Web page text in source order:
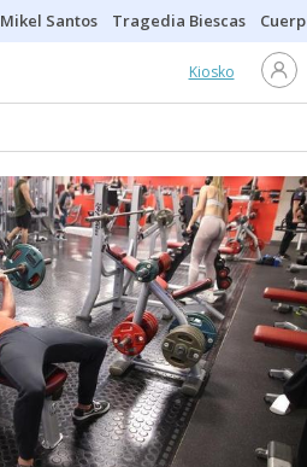
Mikel Santos Tragedia Biescas
Kiosko